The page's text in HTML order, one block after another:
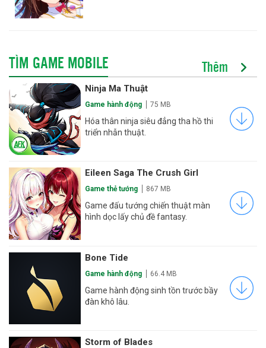
TÌM GAME MOBILE Thêm
Ninja Ma Thuật
Game hành động 75 MB
Hóa thân ninja siêu đẳng tha hồ thi
triển nhẫn thuật.
Eileen Saga The Crush Girl
Game thẻ tướng 867 MB
Game đấu tướng chiến thuật màn
hình dọc lấy chủ đề fantasy.
Bone Tide
Game hành động 66.4 MB
Game hành động sinh tồn trước bầy
đàn khô lâu.
Storm of Blades